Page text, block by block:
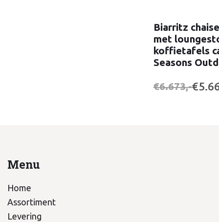
Biarritz
met
koffietafels
Seasons
€6.673,-
Menu
Home
Assortiment
Levering